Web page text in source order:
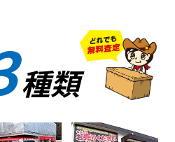
種類